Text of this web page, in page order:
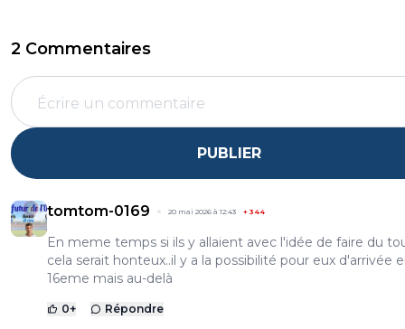
2 Commentaires
PUBLIER
tomtom-0169 20 mai 2026 à 12:43 + 344
En meme temps si ils y allaient avec l'idée de faire du
cela serait honteux..il y a la possibilité pour eux d'arrivée
16eme mais au-delà
0+ Répondre